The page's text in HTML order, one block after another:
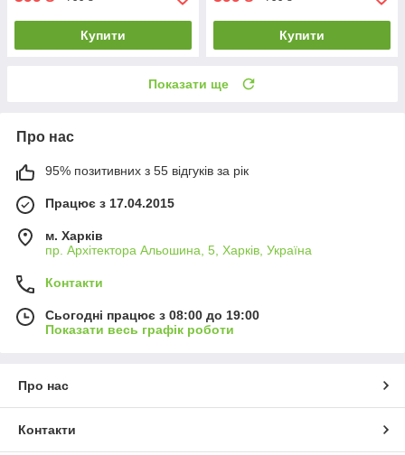
Купити Купити
Показати ще
Про нас
95% позитивних з 55 відгуків за рік
Працює з 17.04.2015
м. Харків
пр. Архітектора Альошина, 5, Харків, Україна
Контакти
Сьогодні працює з 08:00 до 19:00
Показати весь графік роботи
Про нас
Контакти